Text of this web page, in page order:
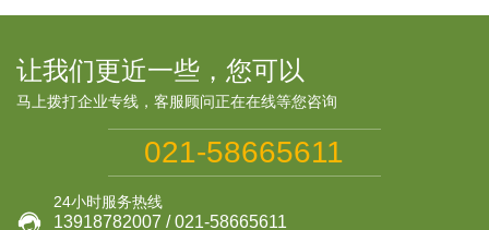
让我们更近一些，您可以
马上拨打企业专线，客服顾问正在在线等您咨询
021-58665611

24小时服务热线
13918782007 / 021-58665611